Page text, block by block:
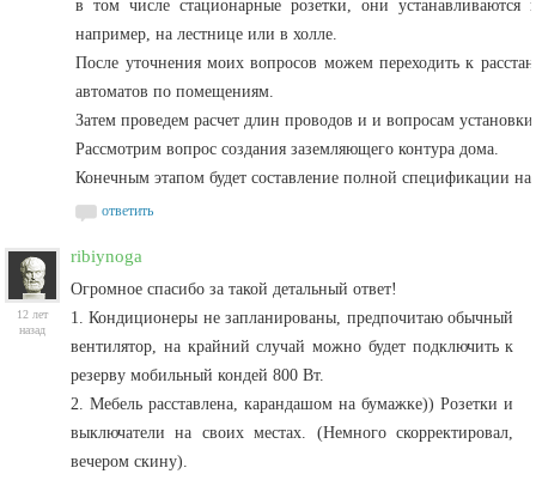
в том числе стационарные розетки, они
например, на лестнице или в холле.
После уточнения моих вопросов можем переходить к
автоматов по помещениям.
Затем проведем расчет длин проводов и и вопросам
Рассмотрим вопрос создания заземляющего контура дома.
Конечным этапом будет составление полной спецификации
ответить
12 лет
назад
ribiynoga
Огромное спасибо за такой детальный ответ!
1. Кондиционеры не запланированы, предпочитаю обычный
вентилятор, на крайний случай можно будет подключить к
резерву мобильный кондей 800 Вт.
2. Мебель расставлена, карандашом на бумажке)) Розетки и
выключатели на своих местах. (Немного скорректировал,
вечером скину).